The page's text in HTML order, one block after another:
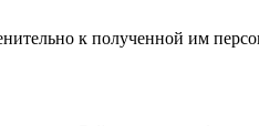
к полученной им